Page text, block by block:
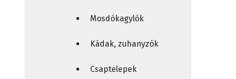
Mosdókagylók
Kádak, zuhanyzók
Csaptelepek